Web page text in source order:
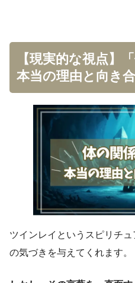
【現実的な視点】
本当の理由と向き
ツインレイというスピリチ
の気づきを与えてくれます。